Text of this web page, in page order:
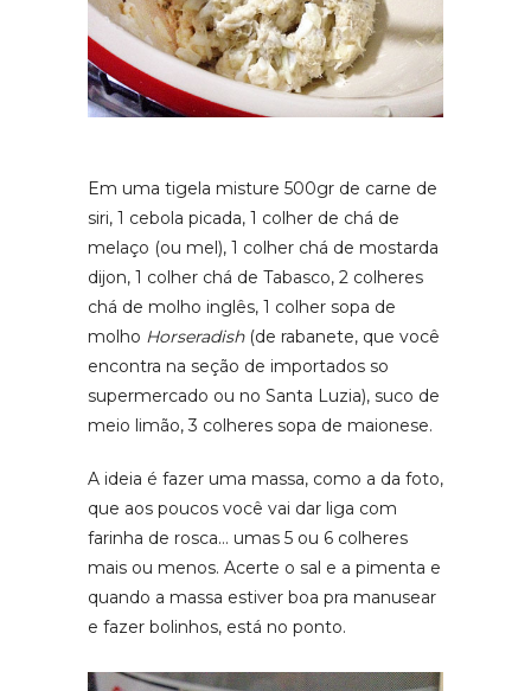
Em uma tigela misture 500gr de carne de
siri, 1 cebola picada, 1 colher de chá de
melaço (ou mel), 1 colher chá de mostarda
dijon, 1 colher chá de Tabasco, 2 colheres
chá de molho inglês, 1 colher sopa de
molho Horseradish(de rabanete, que você
encontra na seção de importados so
supermercado ou no Santa Luzia), suco de
meio limão, 3 colheres sopa de maionese.
A ideia é fazer uma massa, como a da foto,
que aos poucos você vai dar liga com
farinha de rosca… umas 5 ou 6 colheres
mais ou menos. Acerte o sal e a pimenta e
quando a massa estiver boa pra manusear
e fazer bolinhos, está no ponto.